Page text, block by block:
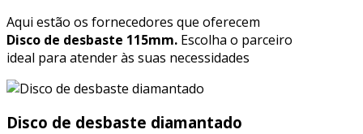
Aqui estão os fornecedores que oferecem
Disco de desbaste 115mm. Escolha o parceiro
ideal para atender às suas necessidades
Disco de desbaste diamantado